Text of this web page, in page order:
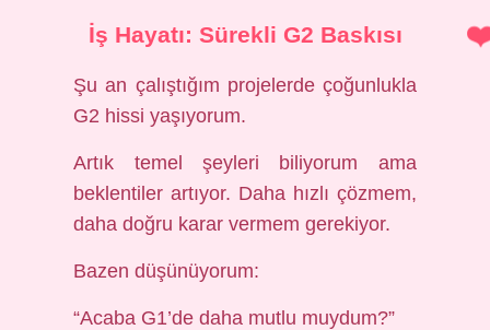
İş Hayatı: Sürekli G2 Baskısı
Şu an çalıştığım projelerde çoğunlukla
G2 hissi yaşıyorum.
Artık temel şeyleri biliyorum ama
beklentiler artıyor. Daha hızlı çözmem,
daha doğru karar vermem gerekiyor.
Bazen düşünüyorum:
“Acaba G1’de daha mutlu muydum?”